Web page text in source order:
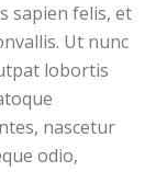
sapien felis, et
Ut nunc
lobortis
nascetur
odio,